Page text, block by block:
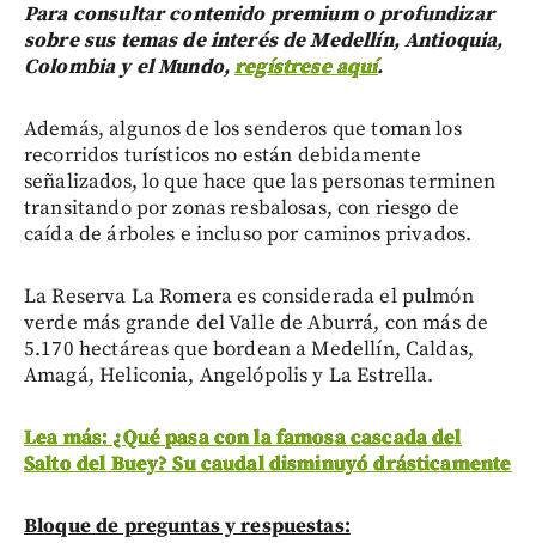
Para consultar contenido premium o profundizar
sobre sus temas de interés de Medellín, Antioquia,
Colombia y el Mundo,regístrese aquí.
Además, algunos de los senderos que toman los
recorridos turísticos no están debidamente
señalizados, lo que hace que las personas terminen
transitando por zonas resbalosas, con riesgo de
caída de árboles e incluso por caminos privados.
La Reserva La Romera es considerada el pulmón
verde más grande del Valle de Aburrá, con más de
5.170 hectáreas que bordean a Medellín, Caldas,
Amagá, Heliconia, Angelópolis y La Estrella.
Lea más: ¿Qué pasa con la famosa cascada del
Salto del Buey? Su caudal disminuyó drásticamente
Bloque de preguntas y respuestas: